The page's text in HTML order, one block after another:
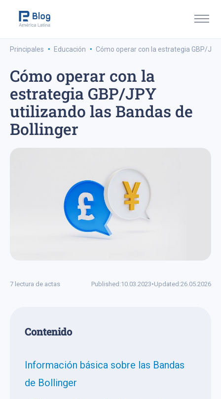
Principales · Educación · Cómo operar con la estrategia GBP/
Cómo operar con la
estrategia GBP/JPY
utilizando las Bandas de
Bollinger
7 lectura de actas Published:10.03.2023•Updated:26.05.2026
Сontenido
Información básica sobre las Bandas
de Bollinger